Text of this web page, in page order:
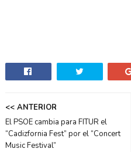
<< ANTERIOR
El PSOE cambia para FITUR el
“Cadizfornia Fest” por el “Concert
Music Festival”